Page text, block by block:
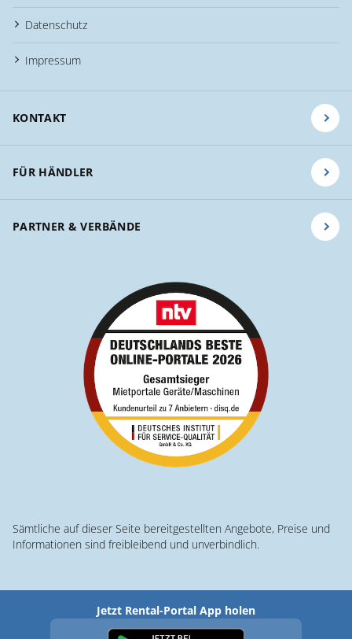
Datenschutz
Impressum
KONTAKT
FÜR HÄNDLER
PARTNER & VERBÄNDE
Sämtliche auf dieser Seite bereitgestellten Angebote, Preise und
Informationen sind freibleibend und unverbindlich.
Jetzt Rental-Portal App holen